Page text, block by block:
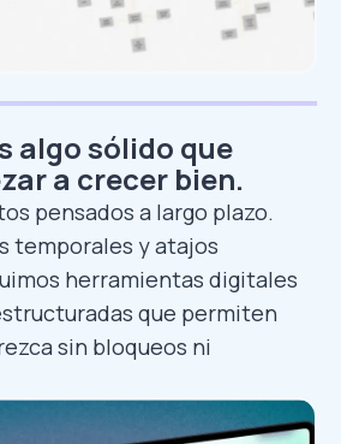
algo sólido que
a crecer bien.
pensados a largo plazo.
temporales y atajos
herramientas digitales
que permiten
sin bloqueos ni